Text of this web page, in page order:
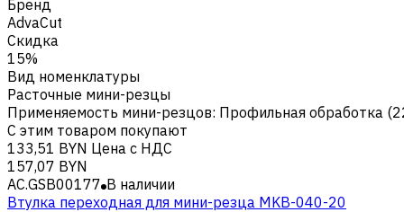
Бренд
AdvaCut
Скидка
15%
Вид номенклатуры
Расточные мини-резцы
Применяемость мини-резцов: Профильная обработка
С этим товаром покупают
133,51 BYN Цена с НДС
157,07 BYN
AC.GSB00177 В наличии
Втулка переходная для мини-резца MKB-040-20